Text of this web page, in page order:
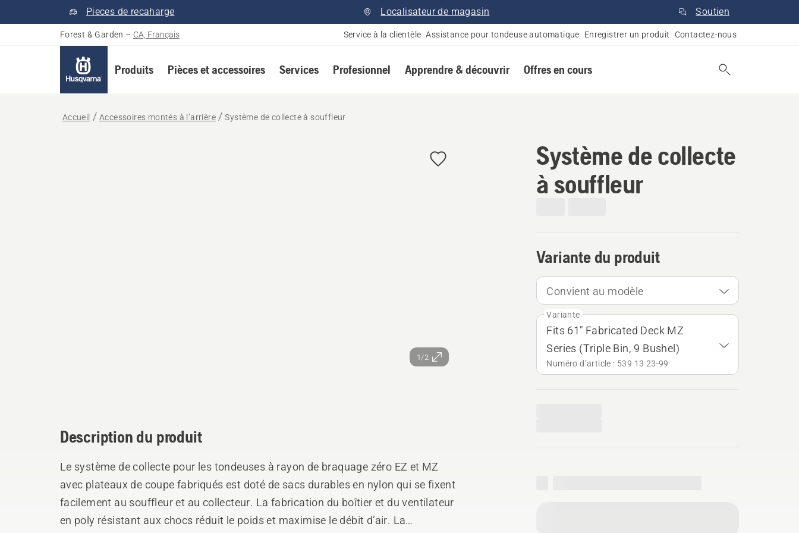
Pieces de recaharge Localisateur de magasin Soutien
Forest & Garden – CA, Français Service à la clientèle Assistance pour tondeuse automatique Enregistrer un produit Contactez-nous
Produits Pièces et accessoires Services Profesionnel Apprendre & découvrir Offres en cours
Accueil Accessoires montés à l’arrière Système de collecte à souffleur
1/2
Système de collecte
à souffleur
Variante du produit
Convient au modèle
Variante
Fits 61" Fabricated Deck MZ
Series (Triple Bin, 9 Bushel)
Numéro d’article : 539 13 23‑99
Description du produit
Le système de collecte pour les tondeuses à rayon de braquage zéro EZ et MZ
avec plateaux de coupe fabriqués est doté de sacs durables en nylon qui se fixent
facilement au souffleur et au collecteur. La fabrication du boîtier et du ventilateur
en poly résistant aux chocs réduit le poids et maximise le débit d’air. La